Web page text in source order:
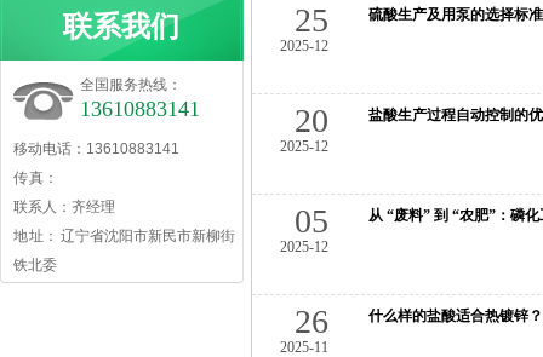
25
2025-12
硫酸生产及用泵的选择标准
20
2025-12
盐酸生产过程自动控制的
05
2025-12
从 “废料” 到 “农肥”：磷
26
2025-11
什么样的盐酸适合热镀锌？
联系我们
全国服务热线：
13610883141
移动电话：13610883141
传 真：
联系人：齐经理
地 址： 辽宁省沈阳市新民市新柳街
铁北委